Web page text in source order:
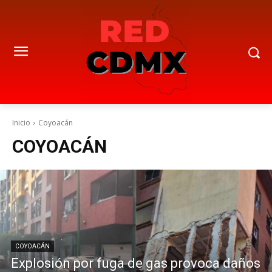
Inicio Coyoacán
COYOACÁN
COYOACÁN
Explosión por fuga de gas provoca daños